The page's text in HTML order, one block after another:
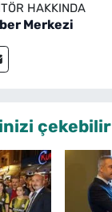
HAKKINDA
Merkezi
çekebilir